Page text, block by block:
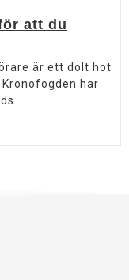
att du
är ett dolt hot
har